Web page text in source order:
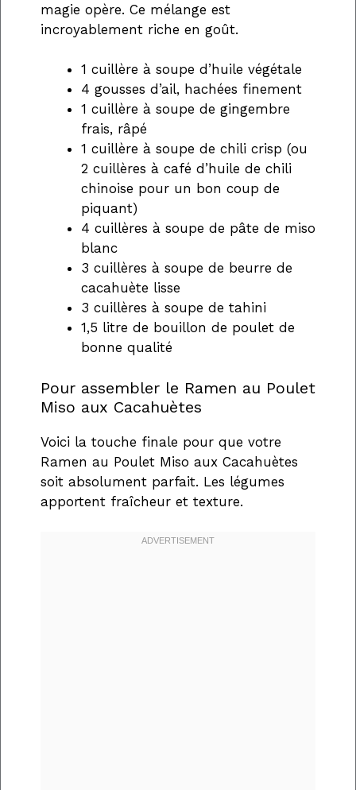
magie opère. Ce mélange est
incroyablement riche en goût.
1 cuillère à soupe d’huile végétale
4 gousses d’ail, hachées finement
1 cuillère à soupe de gingembre
frais, râpé
1 cuillère à soupe de chili crisp (ou
2 cuillères à café d’huile de chili
chinoise pour un bon coup de
piquant)
4 cuillères à soupe de pâte de miso
blanc
3 cuillères à soupe de beurre de
cacahuète lisse
3 cuillères à soupe de tahini
1,5 litre de bouillon de poulet de
bonne qualité
Pour assembler le Ramen au Poulet
Miso aux Cacahuètes
Voici la touche finale pour que votre
Ramen au Poulet Miso aux Cacahuètes
soit absolument parfait. Les légumes
apportent fraîcheur et texture.